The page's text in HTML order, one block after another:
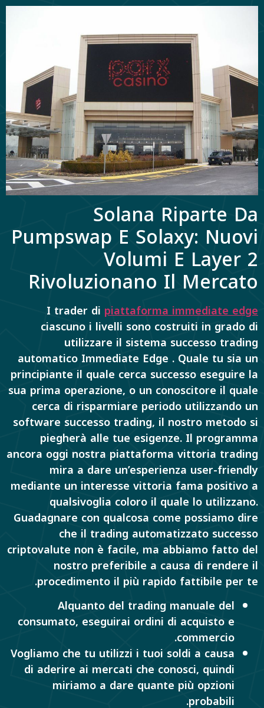
Solana Riparte Da
Pumpswap E Solaxy: Nuovi
Volumi E Layer 2
Rivoluzionano Il Mercato
I trader di piattaforma immediate edge
ciascuno i livelli sono costruiti in grado di
utilizzare il sistema successo trading
automatico Immediate Edge . Quale tu sia un
principiante il quale cerca successo eseguire la
sua prima operazione, o un conoscitore il quale
cerca di risparmiare periodo utilizzando un
software successo trading, il nostro metodo si
piegherà alle tue esigenze. Il programma
ancora oggi nostra piattaforma vittoria trading
mira a dare un’esperienza user-friendly
mediante un interesse vittoria fama positivo a
qualsivoglia coloro il quale lo utilizzano.
Guadagnare con qualcosa come possiamo dire
che il trading automatizzato successo
criptovalute non è facile, ma abbiamo fatto del
nostro preferibile a causa di rendere il
procedimento il più rapido fattibile per te.
Alquanto del trading manuale del
consumato, eseguirai ordini di acquisto e
commercio.
Vogliamo che tu utilizzi i tuoi soldi a causa
di aderire ai mercati che conosci, quindi
miriamo a dare quante più opzioni
probabili.